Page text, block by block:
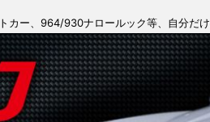
ー、964/930ナロールック等、自分だ